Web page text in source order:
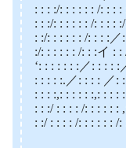
: : : :/: : : : : : /:
: : :/: : : : : : /:
: :/: : : : : : /
:/: : : : : : /:
‘: : : : : : :
: : : : :.／
: : : :,: : : :
: : :/ : : : : /
: :/ : : : : /